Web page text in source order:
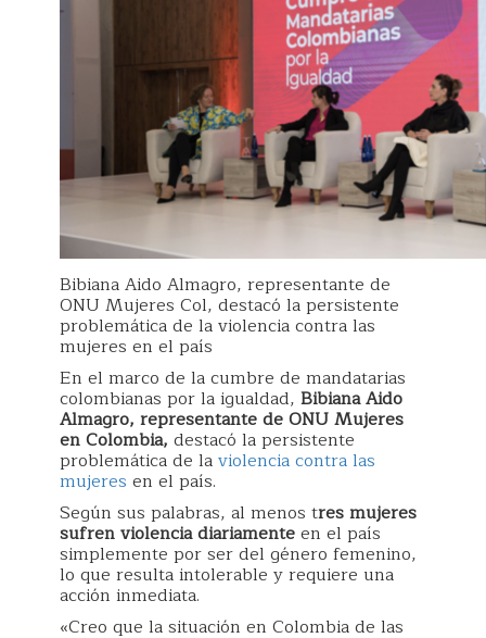
Bibiana Aido Almagro, representante de
ONU Mujeres Col, destacó la persistente
problemática de la violencia contra las
mujeres en el país
En el marco de la cumbre de mandatarias
colombianas por la igualdad, Bibiana Aido
Almagro, representante de ONU Mujeres
en Colombia, destacó la persistente
problemática de laviolencia contra las
mujeres en el país.
Según sus palabras, al menos tres mujeres
sufren violencia diariamenteen el país
simplemente por ser del género femenino,
lo que resulta intolerable y requiere una
acción inmediata.
«Creo que la situación en Colombia de las